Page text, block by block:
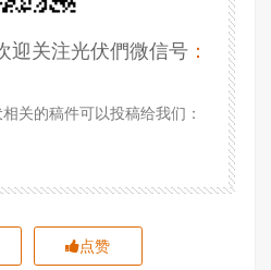
迎关注光伏們微信号 ：
关的稿件可以投稿给我们：
点赞